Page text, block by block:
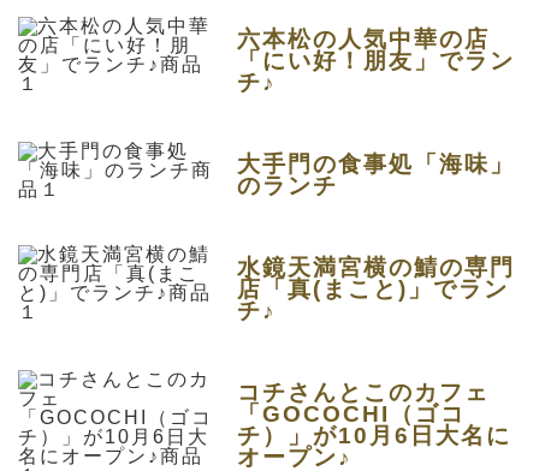
六本松の人気中華の店
「にい好！朋友」でラン
チ♪
大手門の食事処「海味」
のランチ
水鏡天満宮横の鯖の専門
店「真(まこと)」でラン
チ♪
コチさんとこのカフェ
「GOCOCHI（ゴコ
チ）」が10月6日大名に
オープン♪